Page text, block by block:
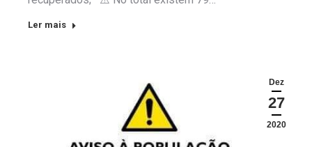
Ler mais
Dez
27
2020